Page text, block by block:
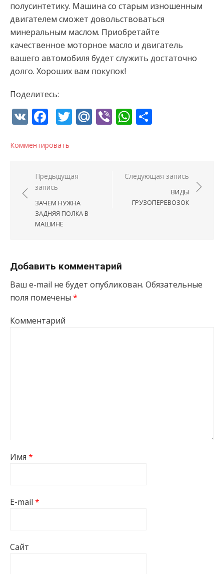
полусинтетику. Машина со старым изношенным
двигателем сможет довольствоваться
минеральным маслом. Приобретайте
качественное моторное масло и двигатель
вашего автомобиля будет служить достаточно
долго. Хороших вам покупок!
Поделитесь:
VK Facebook
Twitter
Mail.Ru
ViberWhatsApp
Комментировать
Навигация по записям
Предыдущая
запись
ЗАЧЕМ НУЖНА
ЗАДНЯЯ ПОЛКА В
МАШИНЕ
Следующая запись
ВИДЫ
ГРУЗОПЕРЕВОЗОК
Добавить комментарий
Ваш e-mail не будет опубликован. Обязательные
поля помечены *
Комментарий
Имя *
E-mail *
Сайт